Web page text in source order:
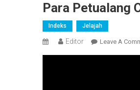
Para Petualang
Indeks Jelajah
Editor Leave A